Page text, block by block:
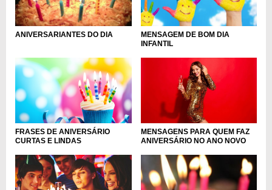
ANIVERSARIANTES DO DIA
MENSAGEM DE BOM DIA
INFANTIL
FRASES DE ANIVERSÁRIO
CURTAS E LINDAS
MENSAGENS PARA QUEM FAZ
ANIVERSÁRIO NO ANO NOVO